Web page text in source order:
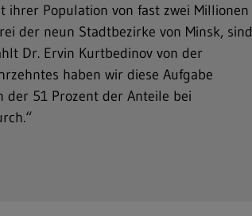
ihrer Population von fast zwei Millionen
der neun Stadtbezirke von Minsk, sind
Dr. Ervin Kurtbedinov von der
haben wir diese Aufgabe
51 Prozent der Anteile bei